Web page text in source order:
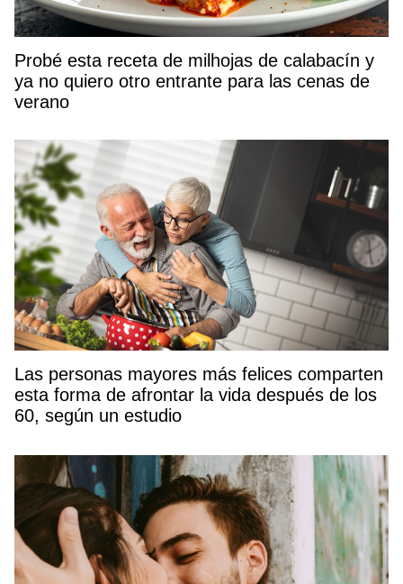
Probé esta receta de milhojas de calabacín y
ya no quiero otro entrante para las cenas de
verano
Las personas mayores más felices comparten
esta forma de afrontar la vida después de los
60, según un estudio